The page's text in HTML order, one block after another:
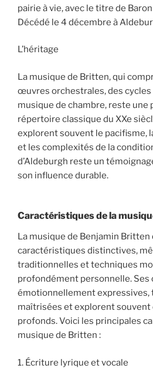
pairie à vie, avec le titre de
Décédé le 4 décembre à
L’héritage
La musique de Britten, qui
œuvres orchestrales, des cycles
musique de chambre, reste une
répertoire classique du XXe
explorent souvent le pacifisme,
et les complexités de la
d’Aldeburgh reste un
son influence durable.
Caractéristiques de la
La musique de Benjamin
caractéristiques distinctives,
traditionnelles et techniques
profondément personnelle.
émotionnellement
maîtrisées et explorent souvent
profonds. Voici les principales
musique de Britten :
1. Écriture lyrique et vocale